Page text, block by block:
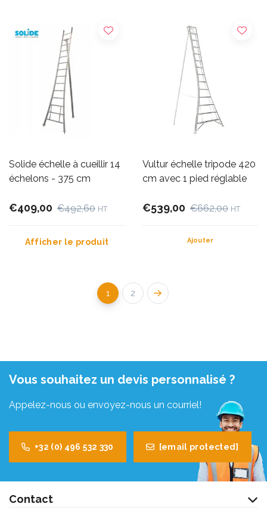
Solide échelle à cueillir 14
échelons - 375 cm
€409,00 €492,60 HT
Afficher le produit
Vultur échelle tripode 420
cm avec 1 pied réglable
€539,00 €662,00 HT
Ajouter
1 2
Vous souhaitez un devis personnalisé ?
Appelez-nous ou envoyez-nous un courriel!
+32 (0) 496 532 330 [email protected]
Contact